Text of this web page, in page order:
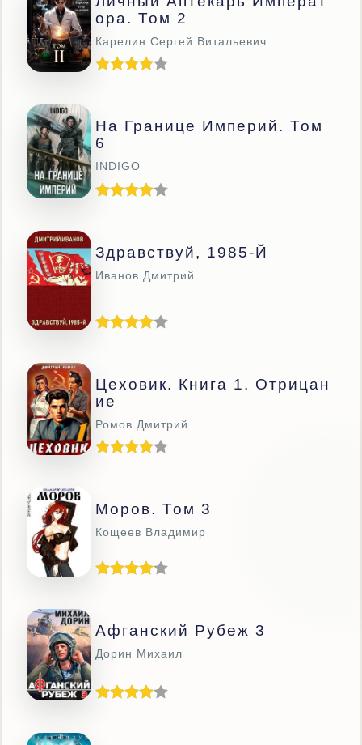
Ора. Том 2
Карелин Сергей Витальевич
На Границе Империй. Том
6
INDIGO
Здравствуй, 1985-Й
Иванов Дмитрий
Цеховик. Книга 1. Отрицан
Ие
Ромов Дмитрий
Моров. Том 3
Кощеев Владимир
Афганский Рубеж 3
Дорин Михаил